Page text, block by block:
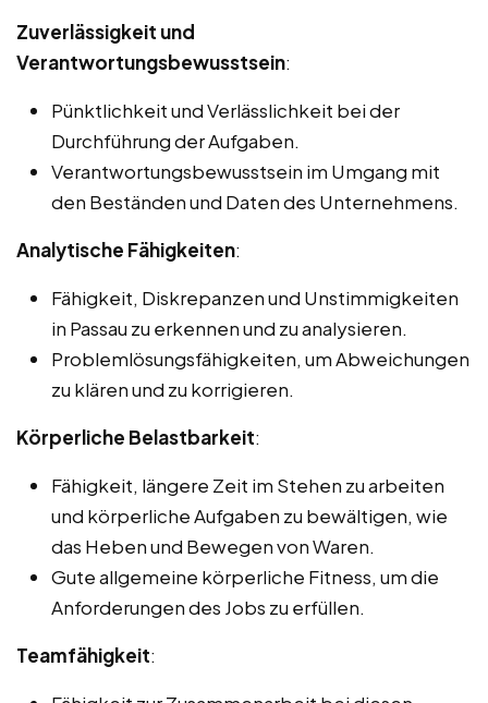
Zuverlässigkeit und
Verantwortungsbewusstsein:
Pünktlichkeit und Verlässlichkeit bei der
Durchführung der Aufgaben.
Verantwortungsbewusstsein im Umgang mit
den Beständen und Daten des Unternehmens.
Analytische Fähigkeiten:
Fähigkeit, Diskrepanzen und Unstimmigkeiten
in Passau zu erkennen und zu analysieren.
Problemlösungsfähigkeiten, um Abweichungen
zu klären und zu korrigieren.
Körperliche Belastbarkeit:
Fähigkeit, längere Zeit im Stehen zu arbeiten
und körperliche Aufgaben zu bewältigen, wie
das Heben und Bewegen von Waren.
Gute allgemeine körperliche Fitness, um die
Anforderungen des Jobs zu erfüllen.
Teamfähigkeit: